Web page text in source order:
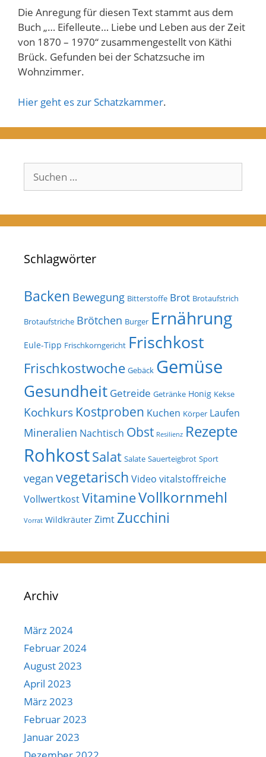
Die Anregung für diesen Text stammt aus dem
Buch „… Eifelleute… Liebe und Leben aus der Zeit
von 1870 – 1970“ zusammengestellt von Käthi
Brück. Gefunden bei der Schatzsuche im
Wohnzimmer.
Hier geht es zur Schatzkammer.
Suchen
nach:
Schlagwörter
Backen Bewegung Bitterstoffe Brot Brotaufstrich
Brotaufstriche Brötchen Burger Ernährung
Eule-Tipp Frischkorngericht Frischkost
Frischkostwoche Gebäck Gemüse
Gesundheit Getreide Getränke Honig Kekse
Kochkurs Kostproben Kuchen Körper Laufen
Mineralien Nachtisch Obst Resilienz Rezepte
RohkostSalat Salate Sauerteigbrot Sport
vegan vegetarisch Video vitalstoffreiche
VollwertkostVitamineVollkornmehl
Vorrat Wildkräuter Zimt Zucchini
Archiv
März 2024
Februar 2024
August 2023
April 2023
März 2023
Februar 2023
Januar 2023